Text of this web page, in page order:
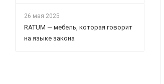
26 мая 2025
RATUM — мебель, которая говорит
на языке закона